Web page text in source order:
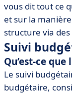
vous dit tout ce
et sur la
structure via des
Suivi
Qu’est-ce
Le suivi
budgétaire,